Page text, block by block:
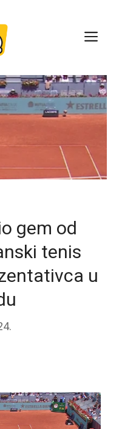
gem od
tenis
u